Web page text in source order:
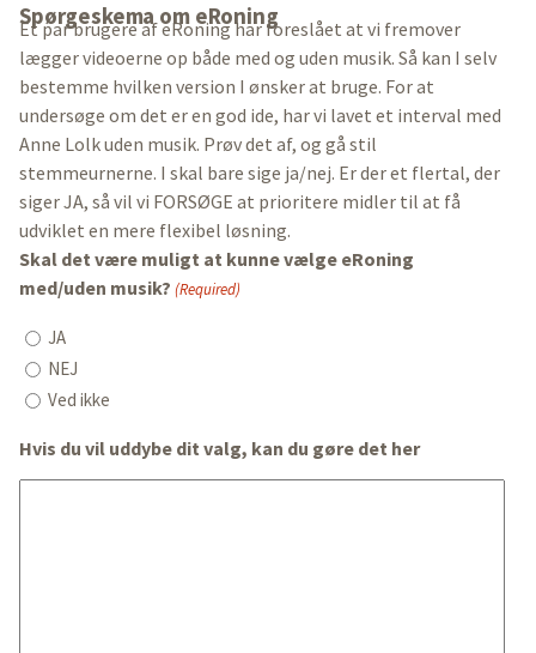
Spørgeskema om eRoning
Et par brugere af eRoning har foreslået at vi fremover
lægger videoerne op både med og uden musik. Så kan I selv
bestemme hvilken version I ønsker at bruge. For at
undersøge om det er en god ide, har vi lavet et interval med
Anne Lolk uden musik. Prøv det af, og gå stil
stemmeurnerne. I skal bare sige ja/nej. Er der et flertal, der
siger JA, så vil vi FORSØGE at prioritere midler til at få
udviklet en mere flexibel løsning.
Skal det være muligt at kunne vælge eRoning
med/uden musik? (Required)
JA
NEJ
Ved ikke
Hvis du vil uddybe dit valg, kan du gøre det her